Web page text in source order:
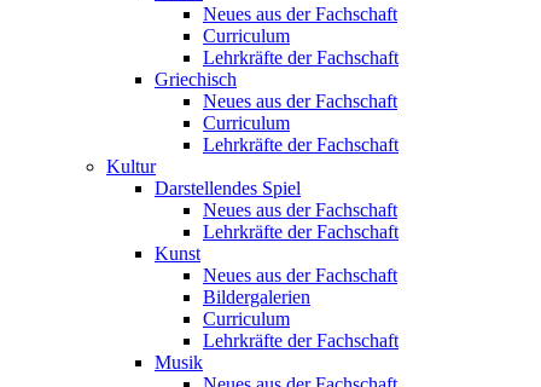
Neues aus der Fachschaft
Curriculum
Lehrkräfte der Fachschaft
Griechisch
Neues aus der Fachschaft
Curriculum
Lehrkräfte der Fachschaft
Kultur
Darstellendes Spiel
Neues aus der Fachschaft
Lehrkräfte der Fachschaft
Kunst
Neues aus der Fachschaft
Bildergalerien
Curriculum
Lehrkräfte der Fachschaft
Musik